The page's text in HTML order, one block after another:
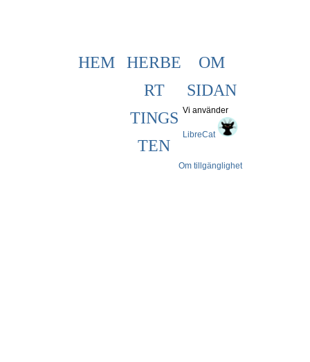
HEM
HERBE
RT
TINGS
TEN
OM
SIDAN
Om tillgänglighet
Vi använder
LibreCat